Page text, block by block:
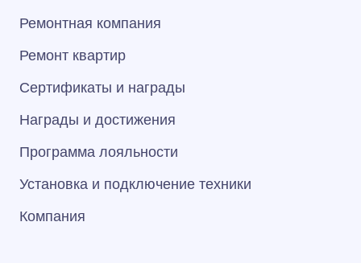
Ремонтная компания
Ремонт квартир
Сертификаты и награды
Награды и достижения
Программа лояльности
Установка и подключение техники
Компания